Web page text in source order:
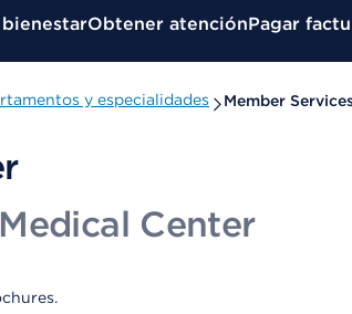
Obtener atenciónPagar
y especialidades Member
Center